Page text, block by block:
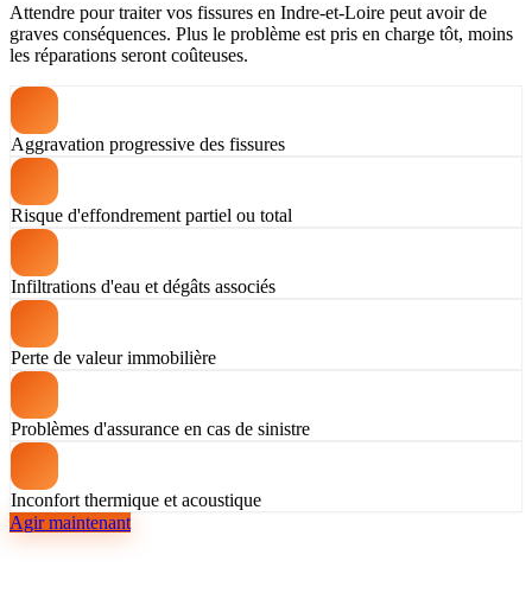
Attendre pour traiter vos fissures en Indre-et-Loire peut avoir de
graves conséquences. Plus le problème est pris en charge tôt, moins
les réparations seront coûteuses.
Aggravation progressive des fissures
Risque d'effondrement partiel ou total
Infiltrations d'eau et dégâts associés
Perte de valeur immobilière
Problèmes d'assurance en cas de sinistre
Inconfort thermique et acoustique
Agir maintenant